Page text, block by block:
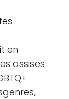
en
assises